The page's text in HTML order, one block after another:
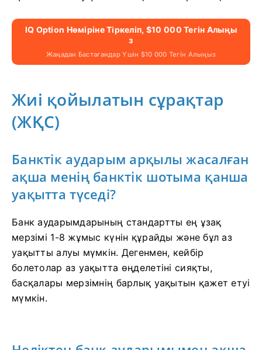
IQ Option Нөміріне Тіркеліп, $10 000 Тегін Алыңы
З
Жаңадан Бастағандар Үшін $10 000 Тегін Алыңыз
Жиі қойылатын сұрақтар
(ЖҚС)
Банктік аударым арқылы жасалған
ақша менің банктік шотыма қанша
уақытта түседі?
Банк аударымдарының стандартты ең ұзақ
мерзімі 1-8 жұмыс күнін құрайды және бұл аз
уақытты алуы мүмкін. Дегенмен, кейбір
болетолар аз уақытта өңделетіні сияқты,
басқалары мерзімнің барлық уақытын қажет етуі
мүмкін.